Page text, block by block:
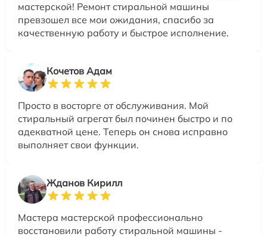
мастерской! Ремонт стиральной машины
превзошел все мои ожидания, спасибо за
качественную работу и быстрое исполнение.
Кочетов Адам
Просто в восторге от обслуживания. Мой
стиральный агрегат был починен быстро и по
адекватной цене. Теперь он снова исправно
выполняет свои функции.
Жданов Кирилл
Мастера мастерской профессионально
восстановили работу стиральной машины -